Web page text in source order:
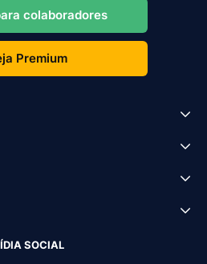
colaboradores
Premium
SOCIAL